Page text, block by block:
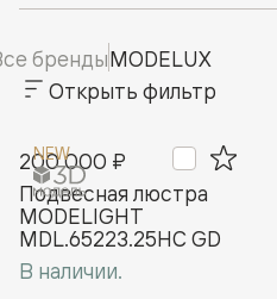
брендыMODELUX
Открыть фильтр
NEW
200 000 ₽
Подвесная люстра
MODELIGHT
MDL.65223.25HC GD
В наличии.